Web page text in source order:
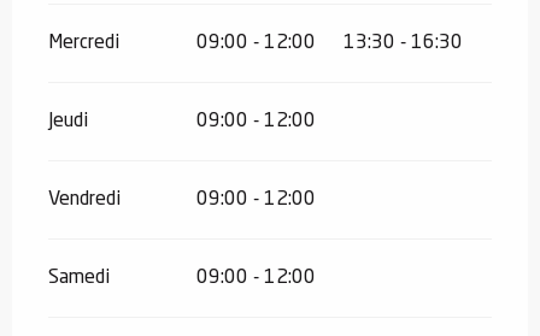
Mercredi 09:00 - 12:00 13:30 - 16:30
Jeudi 09:00 - 12:00
Vendredi 09:00 - 12:00
Samedi 09:00 - 12:00